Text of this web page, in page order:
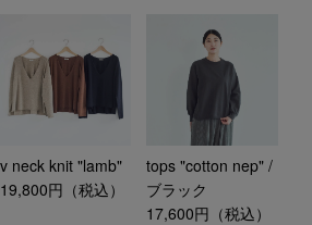
v neck knit "lamb"
19,800円（税込）
tops "cotton nep" /
ブラック
17,600円（税込）